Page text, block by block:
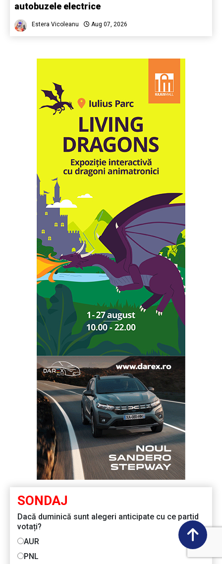
autobuzele electrice
Estera Vicoleanu Aug 07, 2026
SONDAJ
Dacă duminică sunt alegeri anticipate cu ce partid
votați?
AUR
PNL